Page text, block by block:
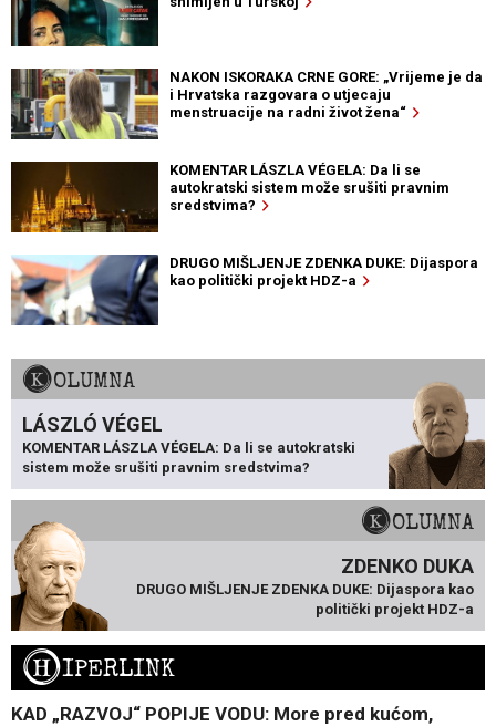
NAKON ISKORAKA CRNE GORE: „Vrijeme je da
i Hrvatska razgovara o utjecaju
menstruacije na radni život žena“
KOMENTAR LÁSZLA VÉGELA: Da li se
autokratski sistem može srušiti pravnim
sredstvima?
DRUGO MIŠLJENJE ZDENKA DUKE: Dijaspora
kao politički projekt HDZ-a
KOLUMNA
LÁSZLÓ VÉGEL
KOMENTAR LÁSZLA VÉGELA: Da li se autokratski
sistem može srušiti pravnim sredstvima?
KOLUMNA
ZDENKO DUKA
DRUGO MIŠLJENJE ZDENKA DUKE: Dijaspora kao
politički projekt HDZ-a
HIPERLINK
KAD „RAZVOJ“ POPIJE VODU: More pred kućom,